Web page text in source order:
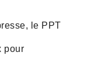
le PPT
pour